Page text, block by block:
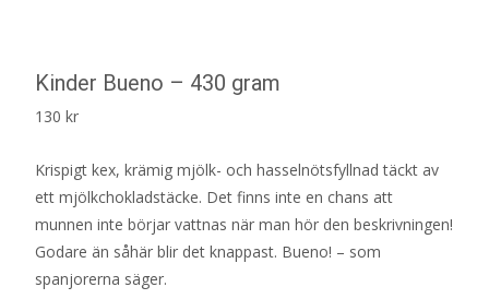
Kinder Bueno – 430 gram
130 kr
Krispigt kex, krämig mjölk- och hasselnötsfyllnad täckt av
ett mjölkchokladstäcke. Det finns inte en chans att
munnen inte börjar vattnas när man hör den beskrivningen!
Godare än såhär blir det knappast. Bueno! – som
spanjorerna säger.